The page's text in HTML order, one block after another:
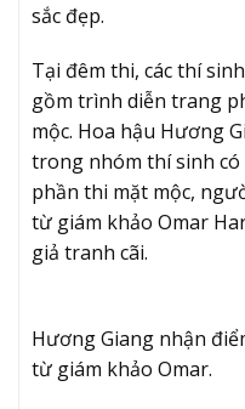
sắc đẹp.
Tại đêm thi, các thí
gồm trình diễn trang
mộc. Hoa hậu Hương
trong nhóm thí sinh có
phần thi mặt mộc,
từ giám khảo Omar
giả tranh cãi.
Hương Giang nhận
từ giám khảo Omar.